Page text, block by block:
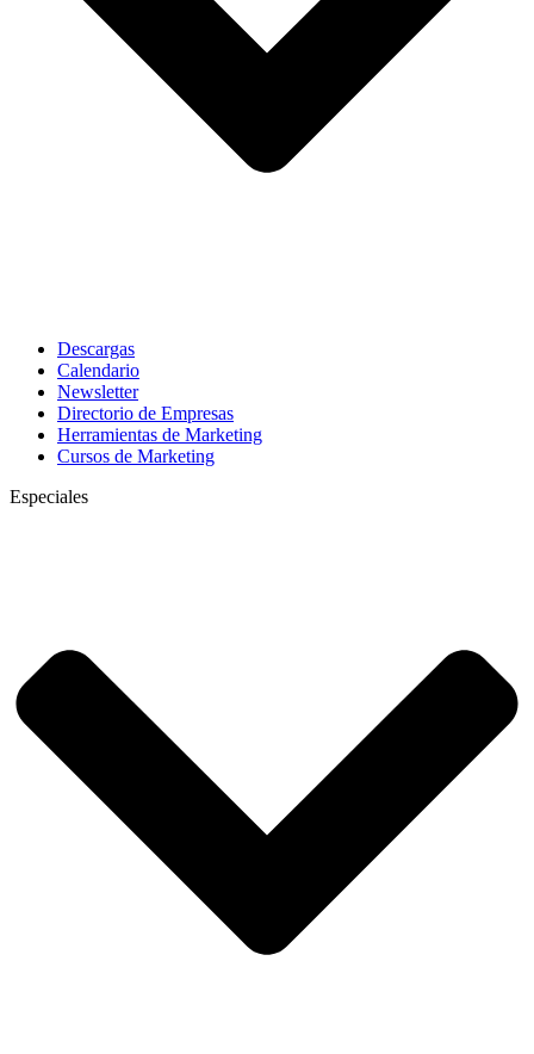
Descargas
Calendario
Newsletter
Directorio de Empresas
Herramientas de Marketing
Cursos de Marketing
Especiales